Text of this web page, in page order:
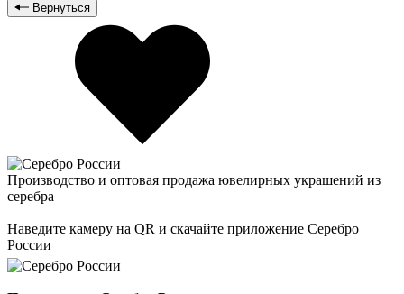
Вернуться
Производство и оптовая продажа ювелирных украшений из
серебра
Наведите камеру на QR и скачайте приложение Серебро
России